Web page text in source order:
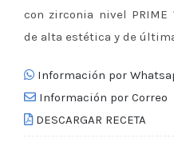
con zirconia nivel PRIME
de alta estética y de
Información por
Información por Correo
DESCARGAR RECETA